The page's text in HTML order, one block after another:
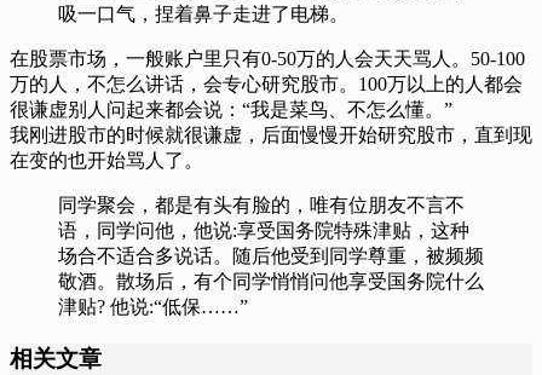
吸一口气，捏着鼻子走进了电梯。
在股票市场，一般账户里只有0-50万的人会天天骂人。50-100
万的人，不怎么讲话，会专心研究股市。100万以上的人都会
很谦虚别人问起来都会说：“我是菜鸟、不怎么懂。”
我刚进股市的时候就很谦虚，后面慢慢开始研究股市，直到现
在变的也开始骂人了。
同学聚会，都是有头有脸的，唯有位朋友不言不
语，同学问他，他说:享受国务院特殊津贴，这种
场合不适合多说话。随后他受到同学尊重，被频频
敬酒。散场后，有个同学悄悄问他享受国务院什么
津贴? 他说:“低保……” ​​​​
相关文章